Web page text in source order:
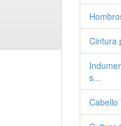
Cintura
s...
Cabello